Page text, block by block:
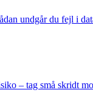
undgår du fejl i
– tag små skridt